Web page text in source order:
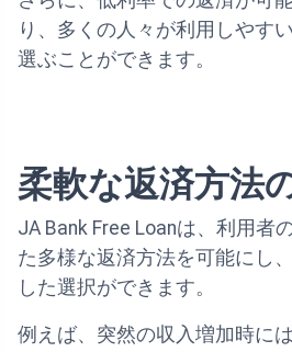
り、多くの人々が利用しやす
選ぶことができます。
柔軟な返済方法
JA Bank Free Loanは、利用者
た多様な返済方法を可能にし
した選択ができます。
例えば、突然の収入増加時に